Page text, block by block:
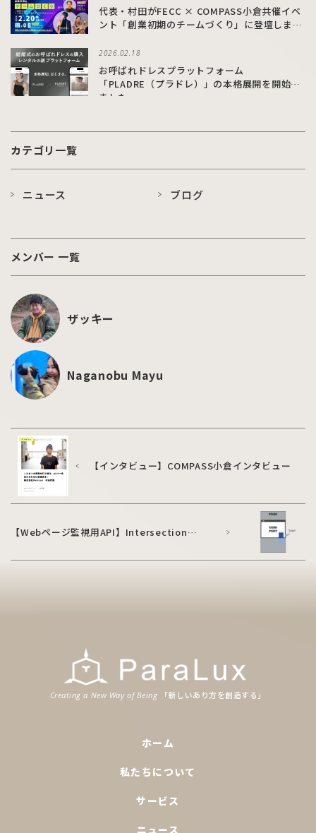
代表・村田がFECC × COMPASS小倉共催イベ
ント「創業初期のチームづくり」に登壇しまし
2026.02.18
お呼ばれドレスプラットフォーム
「PLADRE（プラドレ）」の本格展開を開始し
ました
カテゴリ一覧
ニュース ブログ
メンバー 一覧
ザッキー
Naganobu Mayu
【インタビュー】COMPASS小倉インタビュー
【Webページ監視用API】Intersection
Creating a New Way of Being 「新 しいあり方を創造する」
ホーム
私たちについて
サービス
ニュース